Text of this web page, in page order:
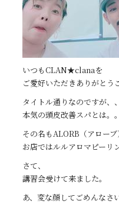
b
o
o
k
r
いつもCLAN★clanaを
ご愛好いただきありがとう
タイトル通りなのですが、
本気の頭皮改善スパとは。
その名もALORB（アローブ
お店ではルルアロマピーリ
さて、
講習会受けて来ました。
あ、変な顔してごめんなさ